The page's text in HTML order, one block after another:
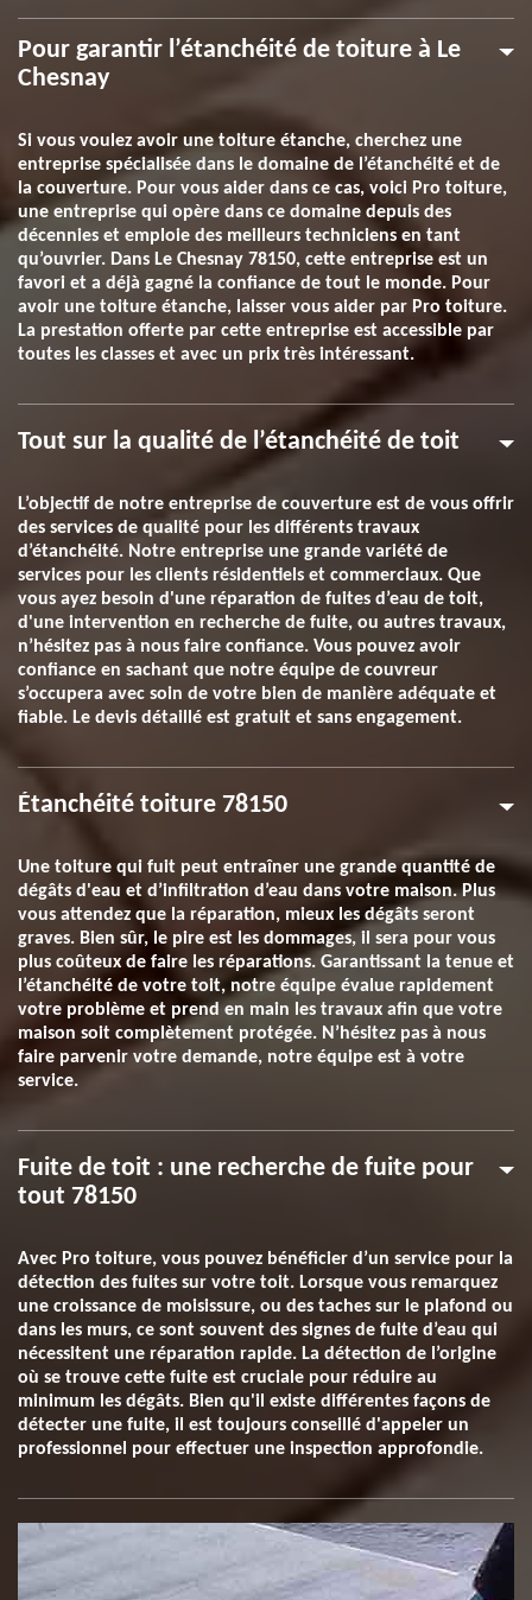
Pour garantir l’étanchéité de toiture à Le
Chesnay
Si vous voulez avoir une toiture étanche, cherchez une
entreprise spécialisée dans le domaine de l’étanchéité et de
la couverture. Pour vous aider dans ce cas, voici Pro toiture,
une entreprise qui opère dans ce domaine depuis des
décennies et emploie des meilleurs techniciens en tant
qu’ouvrier. Dans Le Chesnay 78150, cette entreprise est un
favori et a déjà gagné la confiance de tout le monde. Pour
avoir une toiture étanche, laisser vous aider par Pro toiture.
La prestation offerte par cette entreprise est accessible par
toutes les classes et avec un prix très intéressant.
Tout sur la qualité de l’étanchéité de toit
L’objectif de notre entreprise de couverture est de vous offrir
des services de qualité pour les différents travaux
d’étanchéité. Notre entreprise une grande variété de
services pour les clients résidentiels et commerciaux. Que
vous ayez besoin d'une réparation de fuites d’eau de toit,
d'une intervention en recherche de fuite, ou autres travaux,
n’hésitez pas à nous faire confiance. Vous pouvez avoir
confiance en sachant que notre équipe de couvreur
s’occupera avec soin de votre bien de manière adéquate et
fiable. Le devis détaillé est gratuit et sans engagement.
Étanchéité toiture 78150
Une toiture qui fuit peut entraîner une grande quantité de
dégâts d'eau et d’infiltration d’eau dans votre maison. Plus
vous attendez que la réparation, mieux les dégâts seront
graves. Bien sûr, le pire est les dommages, il sera pour vous
plus coûteux de faire les réparations. Garantissant la tenue et
l’étanchéité de votre toit, notre équipe évalue rapidement
votre problème et prend en main les travaux afin que votre
maison soit complètement protégée. N’hésitez pas à nous
faire parvenir votre demande, notre équipe est à votre
service.
Fuite de toit : une recherche de fuite pour
tout 78150
Avec Pro toiture, vous pouvez bénéficier d’un service pour la
détection des fuites sur votre toit. Lorsque vous remarquez
une croissance de moisissure, ou des taches sur le plafond ou
dans les murs, ce sont souvent des signes de fuite d’eau qui
nécessitent une réparation rapide. La détection de l’origine
où se trouve cette fuite est cruciale pour réduire au
minimum les dégâts. Bien qu'il existe différentes façons de
détecter une fuite, il est toujours conseillé d'appeler un
professionnel pour effectuer une inspection approfondie.